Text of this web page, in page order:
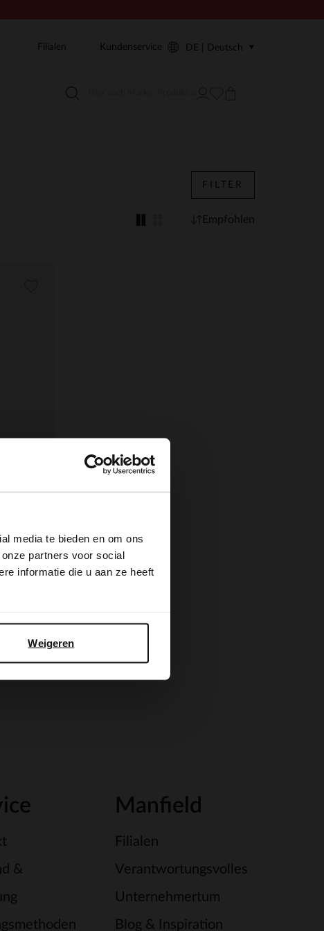
media te bieden en om ons
partners voor social
informatie die u aan ze heeft
Weigeren
Filialen Kundenservice DE | Deutsch
FILTER
Empfohlen
&
Manfield
Filialen
Verantwortungsvolles
Unternehmertum
Blog & Inspiration
×